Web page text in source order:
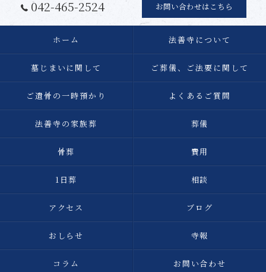
042-465-2524 お問い合わせはこちら
ホーム 法善寺について
墓じまいに関して ご葬儀、ご法要に関して
ご遺骨の一時預かり よくあるご質問
法善寺の家族葬 葬儀
骨葬 費用
1日葬 相談
アクセス ブログ
おしらせ 寺報
コラム お問い合わせ